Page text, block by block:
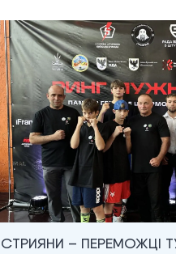
СТРИЯНИ – ПЕРЕМОЖЦІ